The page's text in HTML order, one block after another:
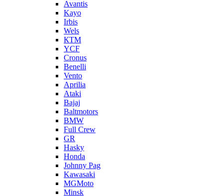
Avantis
Kayo
Irbis
Wels
КТМ
YCF
Cronus
Benelli
Vento
Aprilia
Ataki
Bajaj
Baltmotors
BMW
Full Crew
GR
Hasky
Honda
Johnny Pag
Kawasaki
MGMoto
Minsk